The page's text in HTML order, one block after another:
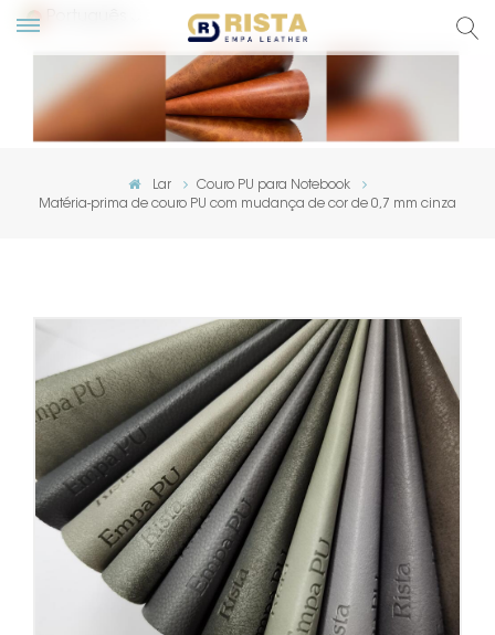
Lar
Couro PU para Notebook
Matéria-prima de couro PU com mudança de cor de 0,7 mm cinza